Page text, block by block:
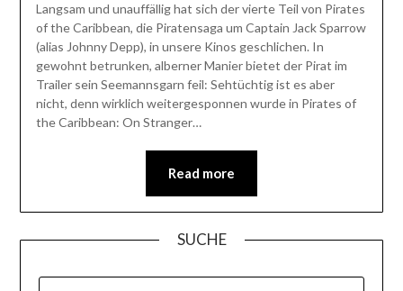
Langsam und unauffällig hat sich der vierte Teil von Pirates
of the Caribbean, die Piratensaga um Captain Jack Sparrow
(alias Johnny Depp), in unsere Kinos geschlichen. In
gewohnt betrunken, alberner Manier bietet der Pirat im
Trailer sein Seemannsgarn feil: Sehtüchtig ist es aber
nicht, denn wirklich weitergesponnen wurde in Pirates of
the Caribbean: On Stranger…
Read more
SUCHE